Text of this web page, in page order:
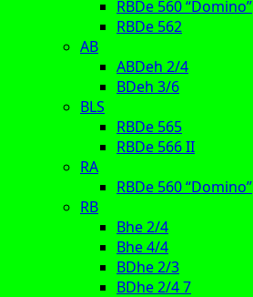
RBDe 560 “Domino”
RBDe 562
AB
ABDeh 2/4
BDeh 3/6
BLS
RBDe 565
RBDe 566 II
RA
RBDe 560 “Domino”
RB
Bhe 2/4
Bhe 4/4
BDhe 2/3
BDhe 2/4 7